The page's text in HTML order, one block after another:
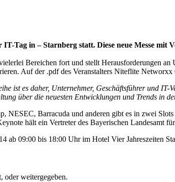
Tag in – Starnberg statt. Diese neue Messe
Bereichen fort und stellt Herausforderungen
Auf der .pdf des Veranstalters Niteflite Networxx
ist es daher, Unternehmer, Geschäftsführer und
über die neuesten Entwicklungen und Trends in
NESEC, Barracuda und anderen gibt es in zwei
hält ein Vertreter des Bayerischen Landesamt
ab 09:00 bis 18:00 Uhr im Hotel Vier Jahreszeiten
weitergegeben.